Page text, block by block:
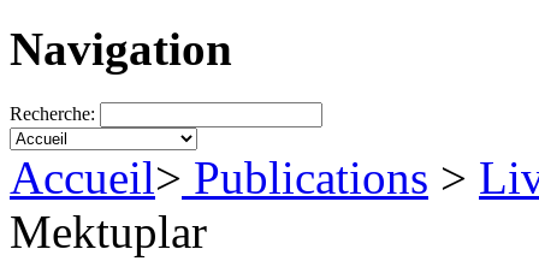
55,00 €
Pir Sultan Abdal
16,00 €
Apprenons le turc ensemble,
Tome 3
Navigation
Recherche:
Accueil> Publications >
Mektuplar